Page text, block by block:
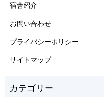
宿舎紹介
お問い合わせ
プライバシーポリシー
サイトマップ